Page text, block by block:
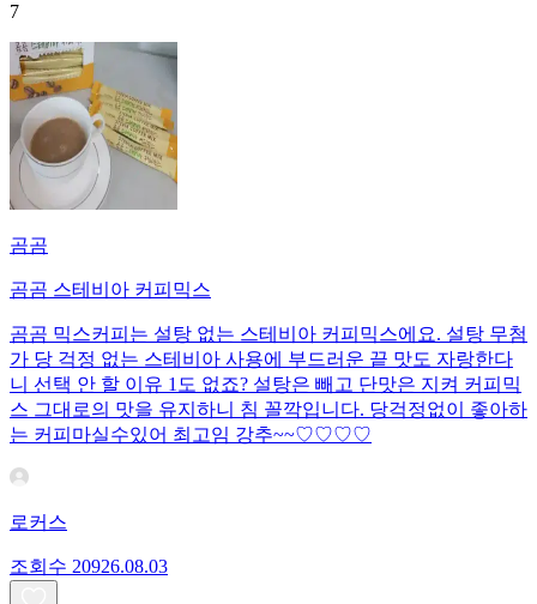
7
곰곰
곰곰 스테비아 커피믹스
곰곰 믹스커피는 설탕 없는 스테비아 커피믹스에요. 설탕 무첨
가 당 걱정 없는 스테비아 사용에 부드러운 끝 맛도 자랑한다
니 선택 안 할 이유 1도 없죠? 설탕은 빼고 단맛은 지켜 커피믹
스 그대로의 맛을 유지하니 침 꼴깍입니다. 당걱정없이 좋아하
는 커피마실수있어 최고임 강추~~♡♡♡♡
로커스
조회수 20926.08.03